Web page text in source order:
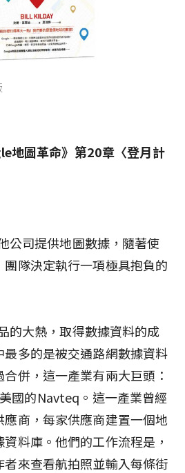
地圖革命》第20章〈登月計
公司提供地圖數據，隨著使
隊決定執行一項極具抱負的
的大熱，取得數據資料的成
多的是被交通路網數據資料
併，這一產業有兩大巨頭：
國的Navteq。這一產業曾經
商，每家供應商建置一個地
料庫。他們的工作流程是，
來查看航拍照並輸入每條街